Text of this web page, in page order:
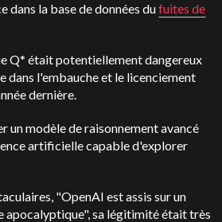
dans la base de données dufuites de
Q* était potentiellement dangereux
dans l'embauche et le licenciement
dernière.
un modèle de raisonnement avancé
artificielle capable d'explorer
"OpenAI est assis sur un
apocalyptique", sa légitimité était très